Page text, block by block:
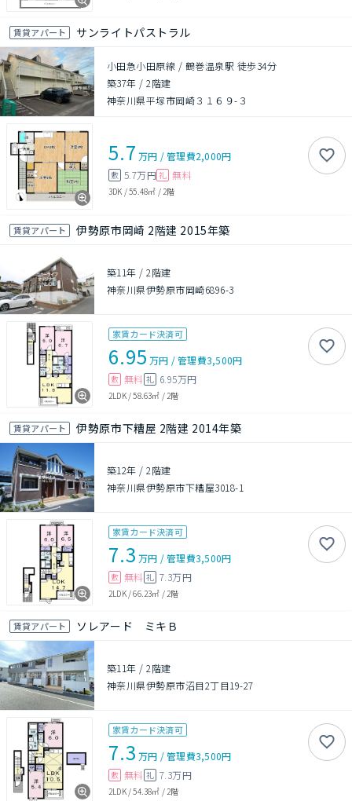
賃貸アパート サンライトパストラル
小田急小田原線 / 鶴巻温泉駅 徒歩34分
築37年 /2階建
神奈川県平塚市岡崎３１６９-３
5.7 万円 /管理費2,000円
敷 5.7万円 礼 無料
3DK /55.48㎡ / 2階
賃貸アパート 伊勢原市岡崎 2階建 2015年築
築11年 /2階建
神奈川県伊勢原市岡崎6896-3
家賃カード決済可
6.95 万円 /管理費3,500円
敷 無料 礼 6.95万円
2LDK/58.63㎡ /2階
賃貸アパート 伊勢原市下糟屋 2階建 2014年築
築12年 /2階建
神奈川県伊勢原市下糟屋3018-1
家賃カード決済可
7.3 万円 /管理費3,500円
敷 無料 礼 7.3万円
2LDK/66.23㎡ /2階
賃貸アパート ソレアード ミキＢ
築11年 /2階建
神奈川県伊勢原市沼目2丁目19-27
家賃カード決済可
7.3 万円 /管理費3,500円
敷 無料 礼 7.3万円
2LDK/54.38㎡ /2階